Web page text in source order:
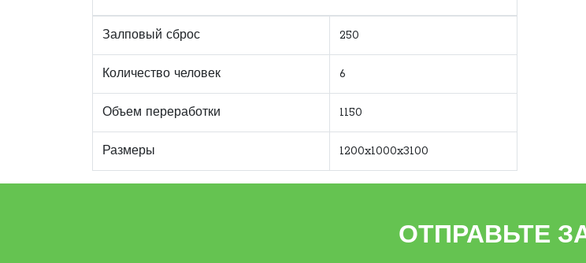
Залповый сброс 250
Количество человек 6
Объем переработки 1150
Размеры 1200x1000x3100
ОТПРАВЬТЕ